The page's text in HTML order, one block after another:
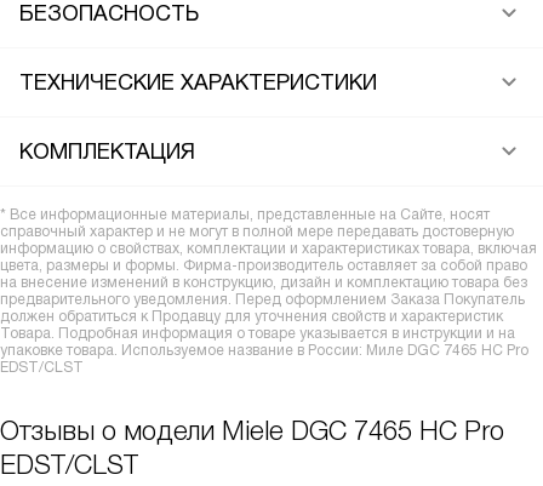
БЕЗОПАСНОСТЬ
ТЕХНИЧЕСКИЕ ХАРАКТЕРИСТИКИ
КОМПЛЕКТАЦИЯ
* Все информационные материалы, представленные на Сайте, носят
справочный характер и не могут в полной мере передавать достоверную
информацию о свойствах, комплектации и характеристиках товара, включая
цвета, размеры и формы. Фирма-производитель оставляет за собой право
на внесение изменений в конструкцию, дизайн и комплектацию товара без
предварительного уведомления. Перед оформлением Заказа Покупатель
должен обратиться к Продавцу для уточнения свойств и характеристик
Товара. Подробная информация о товаре указывается в инструкции и на
упаковке товара. Используемое название в России: Миле DGC 7465 HC Pro
EDST/CLST
Отзывы о модели Miele DGC 7465 HC Pro
EDST/CLST